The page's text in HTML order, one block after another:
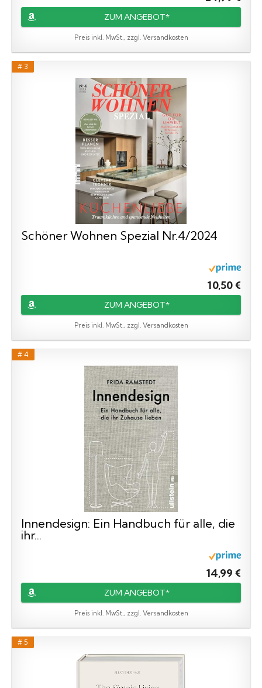
ZUM ANGEBOT*
Preis inkl. MwSt., zzgl. Versandkosten
# 3
Schöner Wohnen Spezial Nr.4/2024
10,50 €
ZUM ANGEBOT*
Preis inkl. MwSt., zzgl. Versandkosten
# 4
Innendesign: Ein Handbuch für alle, die
ihr...
14,99 €
ZUM ANGEBOT*
Preis inkl. MwSt., zzgl. Versandkosten
# 5